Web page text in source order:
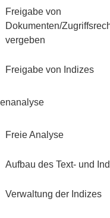
Freigabe von
Dokumenten/
vergeben
Freigabe von Indizes
Freie Analyse
Aufbau des Text- und
Verwaltung der Indizes